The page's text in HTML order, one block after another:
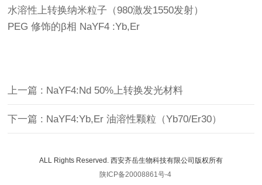
水溶性上转换纳米粒子（980激发1550发射）
PEG 修饰的β相 NaYF4 :Yb,Er
上一篇 : NaYF4:Nd 50%上转换发光材料
下一篇 : NaYF4:Yb,Er 油溶性颗粒（Yb70/Er30）
ALL Rights Reserved. 西安齐岳生物科技有限公司版权所有
陕ICP备20008861号-4